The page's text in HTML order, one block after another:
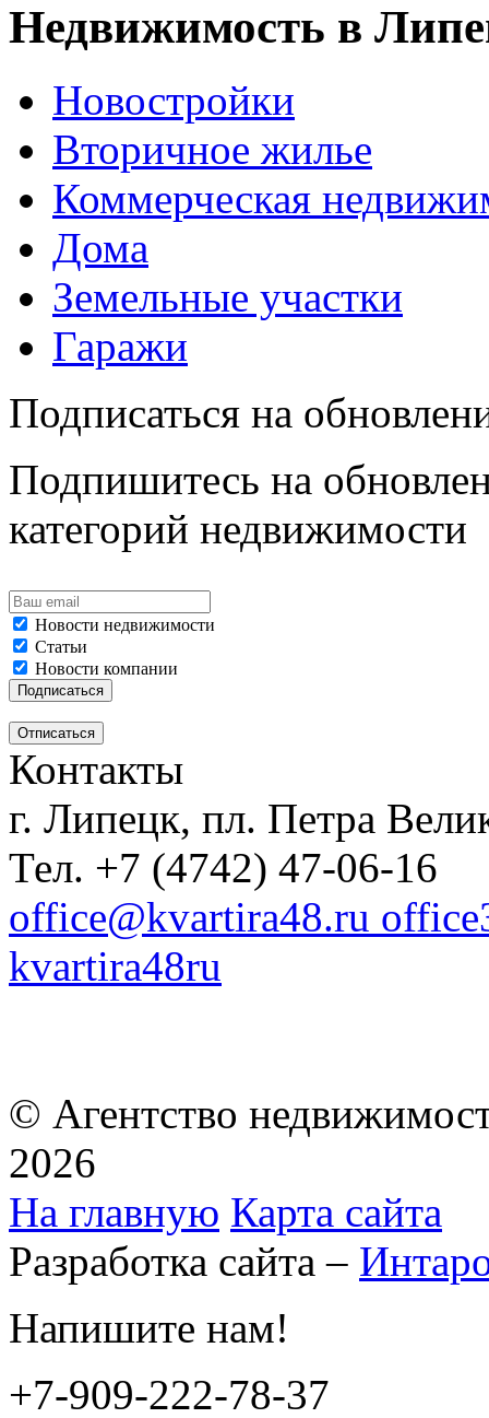
Недвижимость в
Новостройки
Вторичное жилье
Коммерческая
Дома
Земельные участки
Гаражи
Подписаться на
Подпишитесь на
категорий недвижимости
Новости недвижимости
Статьи
Новости компании
Контакты
г. Липецк, пл. Петра
Тел. +7 (4742) 47-06-16
office@kvartira48.ru
kvartira48ru
© Агентство
2026
На главную Карта сайта
Разработка сайта –
Напишите нам!
+7-909-222-78-37